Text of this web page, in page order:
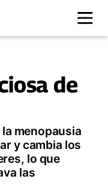
de
menopausia
y cambia los
lo que
las